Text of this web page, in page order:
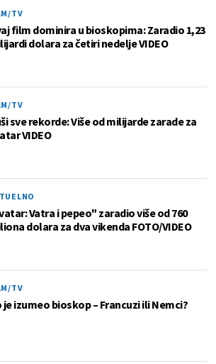
TV
film dominira u bioskopima: Zaradio 1,23
dolara za četiri nedelje VIDEO
TV
sve rekorde: Više od milijarde zarade za
VIDEO
Vatra i pepeo" zaradio više od 760
dolara za dva vikenda FOTO/VIDEO
TV
je izumeo bioskop – Francuzi ili Nemci?